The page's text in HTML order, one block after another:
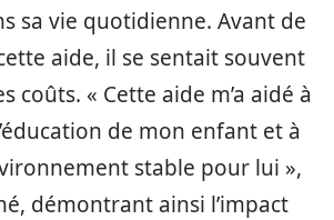
sa vie quotidienne. Avant de
aide, il se sentait souvent
coûts. « Cette aide m’a aidé à
de mon enfant et à
stable pour lui »,
démontrant ainsi l’impact